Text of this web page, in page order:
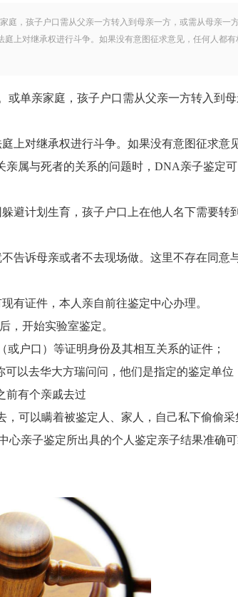
庭，孩子户口需从父亲一方转入到母亲一方，或需从母亲一
上对继承权进行斗争。如果没有意图征求意见，任何人都
或单亲家庭，孩子户口需从父亲一方转入到
上对继承权进行斗争。如果没有意图征求意
属与死者的关系的问题时，DNA亲子鉴定
避计划生育，孩子户口上在他人名下需要转
告诉母亲或者不去现场做。这里不存在同意
有证件，本人亲自前往鉴定中心办理。
，开始实验室鉴定。
户口）等证明身份及其相互关系的证件；
以去华大方瑞问问，他们是指定的鉴定单位
前有个亲戚去过
可以瞒着被鉴定人、家人，自己私下偷偷采
亲子鉴定所出具的个人鉴定亲子结果准确可